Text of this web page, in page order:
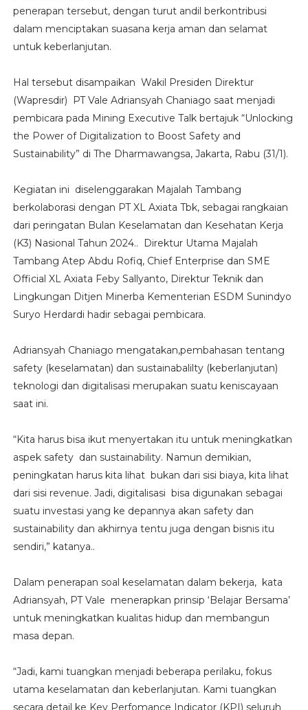
penerapan tersebut, dengan turut andil berkontribusi
dalam menciptakan suasana kerja aman dan selamat
untuk keberlanjutan.
Hal tersebut disampaikan Wakil Presiden Direktur
(Wapresdir) PT Vale Adriansyah Chaniago saat menjadi
pembicara pada Mining Executive Talk bertajuk “Unlocking
the Power of Digitalization to Boost Safety and
Sustainability” di The Dharmawangsa, Jakarta, Rabu (31/1).
Kegiatan ini diselenggarakan Majalah Tambang
berkolaborasi dengan PT XL Axiata Tbk, sebagai rangkaian
dari peringatan Bulan Keselamatan dan Kesehatan Kerja
(K3) Nasional Tahun 2024.. Direktur Utama Majalah
Tambang Atep Abdu Rofiq, Chief Enterprise dan SME
Official XL Axiata Feby Sallyanto, Direktur Teknik dan
Lingkungan Ditjen Minerba Kementerian ESDM Sunindyo
Suryo Herdardi hadir sebagai pembicara.
Adriansyah Chaniago mengatakan,pembahasan tentang
safety (keselamatan) dan sustainabalilty (keberlanjutan)
teknologi dan digitalisasi merupakan suatu keniscayaan
saat ini.
“Kita harus bisa ikut menyertakan itu untuk meningkatkan
aspek safety dan sustainability. Namun demikian,
peningkatan harus kita lihat bukan dari sisi biaya, kita lihat
dari sisi revenue. Jadi, digitalisasi bisa digunakan sebagai
suatu investasi yang ke depannya akan safety dan
sustainability dan akhirnya tentu juga dengan bisnis itu
sendiri,” katanya..
Dalam penerapan soal keselamatan dalam bekerja, kata
Adriansyah, PT Vale menerapkan prinsip ‘Belajar Bersama’
untuk meningkatkan kualitas hidup dan membangun
masa depan.
“Jadi, kami tuangkan menjadi beberapa perilaku, fokus
utama keselamatan dan keberlanjutan. Kami tuangkan
secara detail ke Key Perfomance Indicator (KPI) seluruh